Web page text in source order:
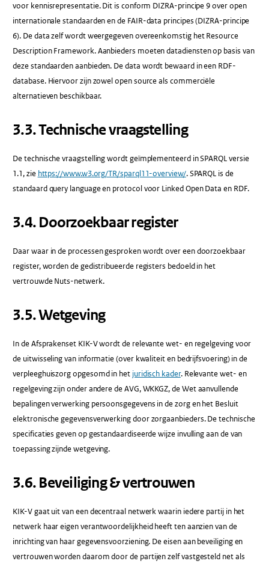
voor kennisrepresentatie. Dit is conform DIZRA-principe 9 over open
internationale standaarden en de FAIR-data principes (DIZRA-principe
6). De data zelf wordt weergegeven overeenkomstig het Resource
Description Framework. Aanbieders moeten datadiensten op basis van
deze standaarden aanbieden. De data wordt bewaard in een RDF-
database. Hiervoor zijn zowel open source als commerciële
alternatieven beschikbaar.
3.3.​ Technische vraagstelling
De technische vraagstelling wordt geïmplementeerd in SPARQL versie
1.1, zie https://www.w3.org/TR/sparql11-overview/. SPARQL is de
standaard query language en protocol voor Linked Open Data en RDF.
3.4.​ Doorzoekbaar register
Daar waar in de processen gesproken wordt over een doorzoekbaar
register, worden de gedistribueerde registers bedoeld in het
vertrouwde Nuts-netwerk.
3.5.​ Wetgeving
In de Afsprakenset KIK-V wordt de relevante wet- en regelgeving voor
de uitwisseling van informatie (over kwaliteit en bedrijfsvoering) in de
verpleeghuiszorg opgesomd in het juridisch kader. Relevante wet- en
regelgeving zijn onder andere de AVG, WKKGZ, de Wet aanvullende
bepalingen verwerking persoonsgegevens in de zorg en het Besluit
elektronische gegevensverwerking door zorgaanbieders. De technische
specificaties geven op gestandaardiseerde wijze invulling aan de van
toepassing zijnde wetgeving.
​3.6.​ Beveiliging & vertrouwen
KIK-V gaat uit van een decentraal netwerk waarin iedere partij in het
netwerk haar eigen verantwoordelijkheid heeft ten aanzien van de
inrichting van haar gegevensvoorziening. De eisen aan beveiliging en
vertrouwen worden daarom door de partijen zelf vastgesteld net als